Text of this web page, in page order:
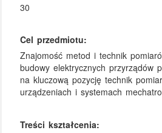
30
Cel przedmiotu:
Znajomość metod i technik
budowy elektrycznych przyrządów
na kluczową pozycję technik
urządzeniach i systemach
Treści kształcenia: